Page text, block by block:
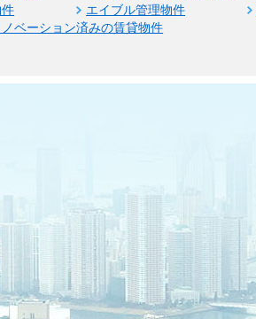
エイブル管理物件
ベーション済みの賃貸物件